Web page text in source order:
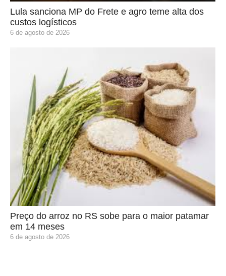
Lula sanciona MP do Frete e agro teme alta dos
custos logísticos
6 de agosto de 2026
Preço do arroz no RS sobe para o maior patamar
em 14 meses
6 de agosto de 2026